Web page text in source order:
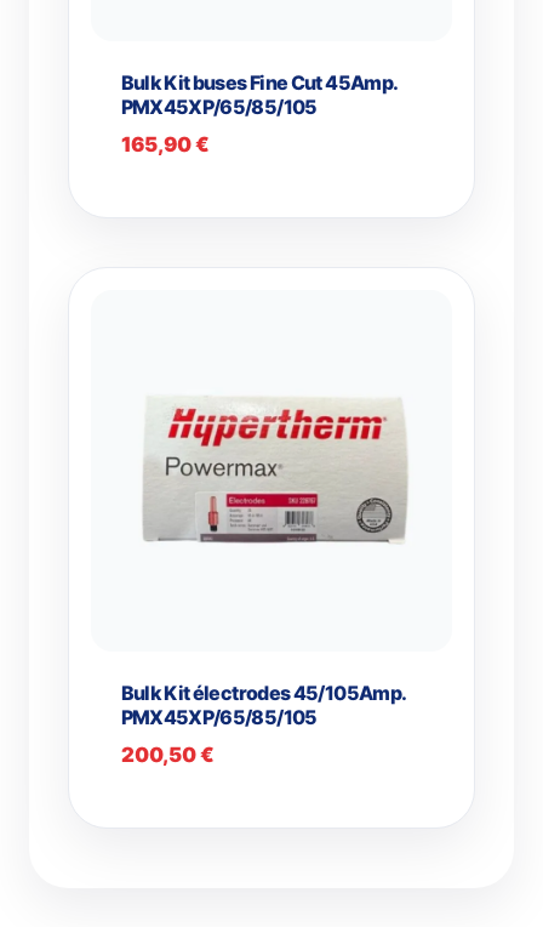
Bulk Kit buses Fine Cut 45Amp.
PMX45XP/65/85/105
165,90€
Bulk Kit électrodes 45/105Amp.
PMX45XP/65/85/105
200,50€